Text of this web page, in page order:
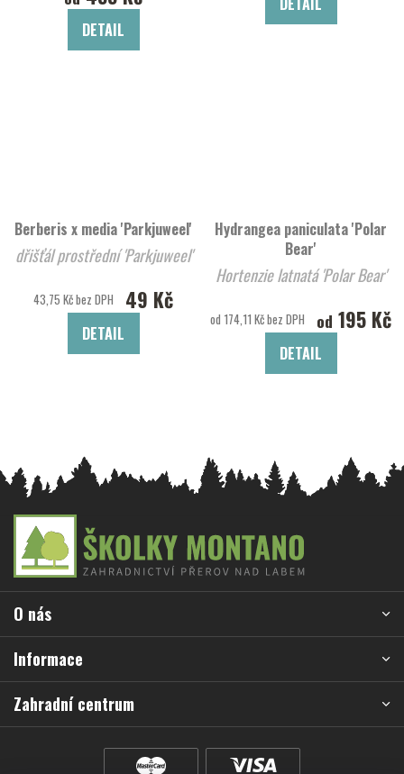
DETAIL
Berberis x media 'Parkjuweel'
dřišťál prostřední 'Parkjuweel'
43,75 Kč bez DPH 49 Kč
DETAIL
Hydrangea paniculata 'Polar
Bear'
Hortenzie latnatá 'Polar Bear'
od 174,11 Kč bez DPH od 195 Kč
DETAIL
a
í
O nás
Informace
Zahradní centrum